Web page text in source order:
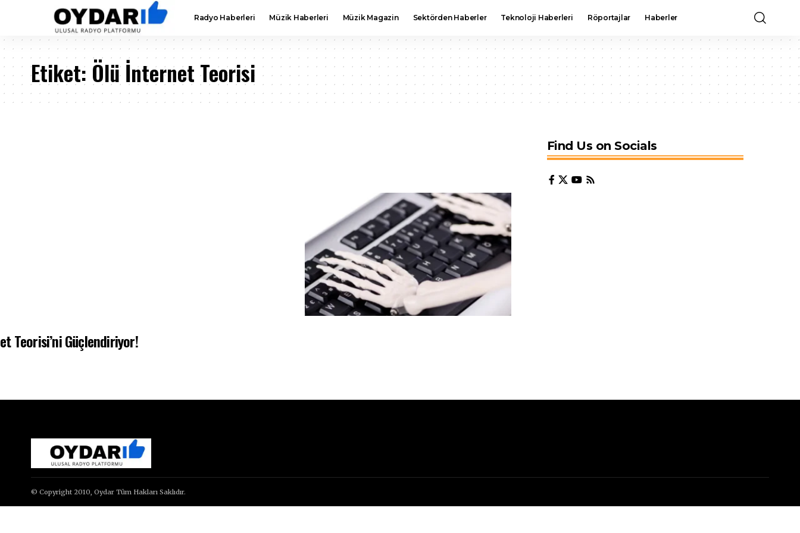
Radyo Haberleri Müzik Haberleri Müzik Magazin Sektörden Haberler Teknoloji Haberleri Röportajlar Haberler
Etiket: Ölü İnternet Teorisi
Teorisi’ni Güçlendiriyor!
Find Us on Socials
© Copyright 2010, Oydar Tüm Hakları Saklıdır.